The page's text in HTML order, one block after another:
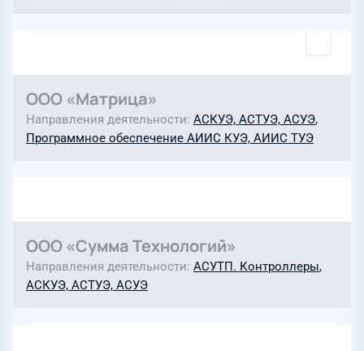
ООО «Матрица»
Направления деятельности АСКУЭ, АСТУЭ, АСУЭ,
Программное обеспечение АИИС КУЭ, АИИС ТУЭ
ООО «Сумма Технологий»
Направления деятельности АСУТП. Контроллеры,
АСКУЭ, АСТУЭ, АСУЭ